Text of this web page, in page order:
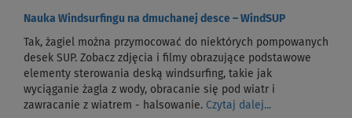
Nauka Windsurfingu na dmuchanej desce – WindSUP
Tak, żagiel można przymocować do niektórych pompowanych
desek SUP. Zobacz zdjęcia i filmy obrazujące podstawowe
elementy sterowania deską windsurfing, takie jak
wyciąganie żagla z wody, obracanie się pod wiatr i
zawracanie z wiatrem - halsowanie. Czytaj dalej...